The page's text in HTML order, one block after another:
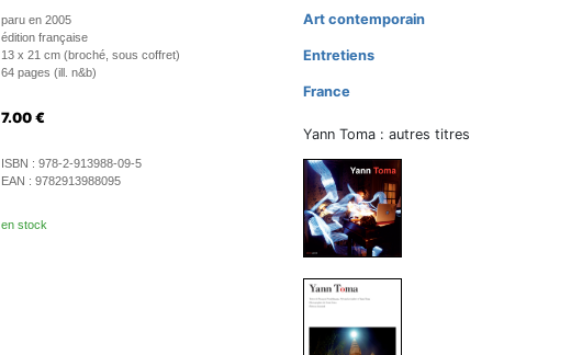
paru en 2005
édition française
13 x 21 cm (broché, sous coffret)
64 pages (ill. n&b)
7.00 €
ISBN : 978-2-913988-09-5
EAN : 9782913988095
en stock
Art contemporain
Entretiens
France
Yann Toma : autres titres